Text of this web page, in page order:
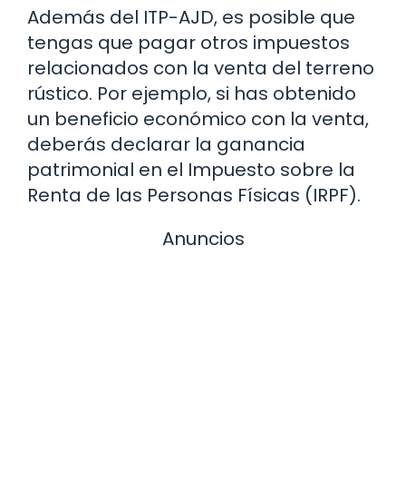
Además del ITP-AJD, es posible que
tengas que pagar otros impuestos
relacionados con la venta del terreno
rústico. Por ejemplo, si has obtenido
un beneficio económico con la venta,
deberás declarar la ganancia
patrimonial en el Impuesto sobre la
Renta de las Personas Físicas (IRPF).
Anuncios